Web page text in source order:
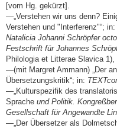
[vom Hg. gekürzt].
—„Verstehen wir uns denn?
Verstehen und "Interferenz"“;
Natalicia Johanni Schröpfer
Festschrift für Johannes
Philologia et Litterae Slavica 1),
—(mit Margret Ammann) „Der
Übersetzungskritik“; in:
—„Kulturspezifik des
Sprache und Politik.
Gesellschaft für Angewandte
—„Der Übersetzer als